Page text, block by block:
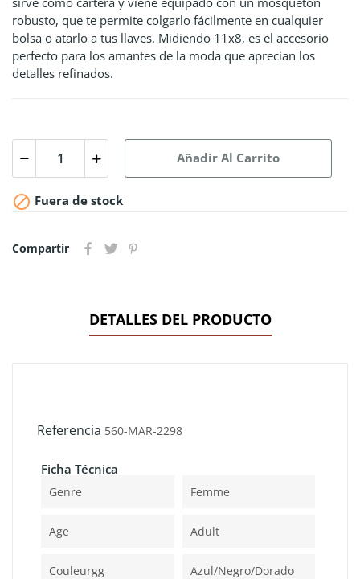
robusto, que te permite colgarlo fácilmente en cualquier
bolsa o atarlo a tus llaves. Midiendo 11x8, es el accesorio
perfecto para los amantes de la moda que aprecian los
detalles refinados.
Añadir Al Carrito
 Fuera de stock
Compartir
DETALLES DEL PRODUCTO
Referencia 560-MAR-2298
Ficha Técnica
Genre Femme
Age Adult
Couleurgg Azul/negro/dorado